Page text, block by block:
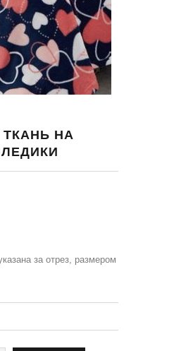
НА
за отрез, размером